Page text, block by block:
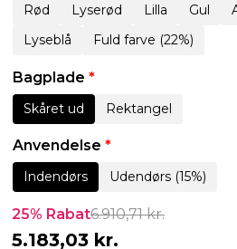
Rød
Lyserød Lilla Gul
Lyseblå
Fuld farve (22%)
Bagplade *
Skåret ud Rektangel
Anvendelse *
Indendørs Udendørs (15%)
25% Rabat6.910,71kr.
5.183,03 kr.